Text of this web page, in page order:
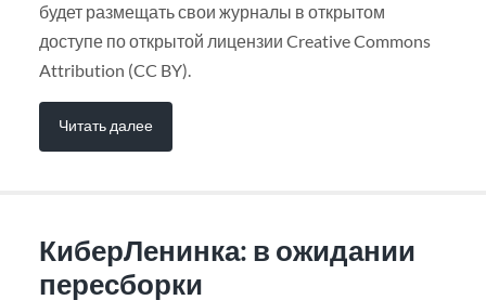
будет размещать свои журналы в открытом
доступе по открытой лицензии Creative Commons
Attribution (CC BY).
Читать далее
КиберЛенинка: в ожидании
пересборки